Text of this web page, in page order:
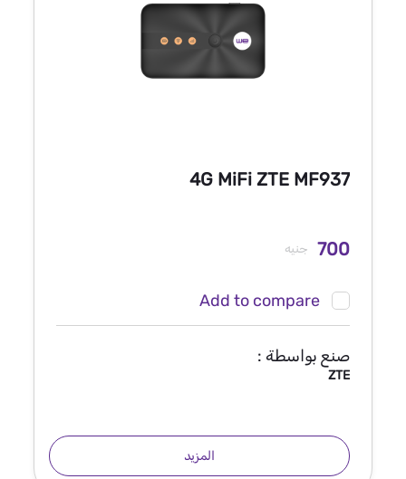
4G MiFi ZTE MF937
700 جنيه
Add to compare
صنع بواسطة :
ZTE
المزيد